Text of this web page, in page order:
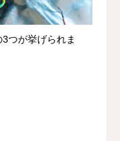
つが挙げられま